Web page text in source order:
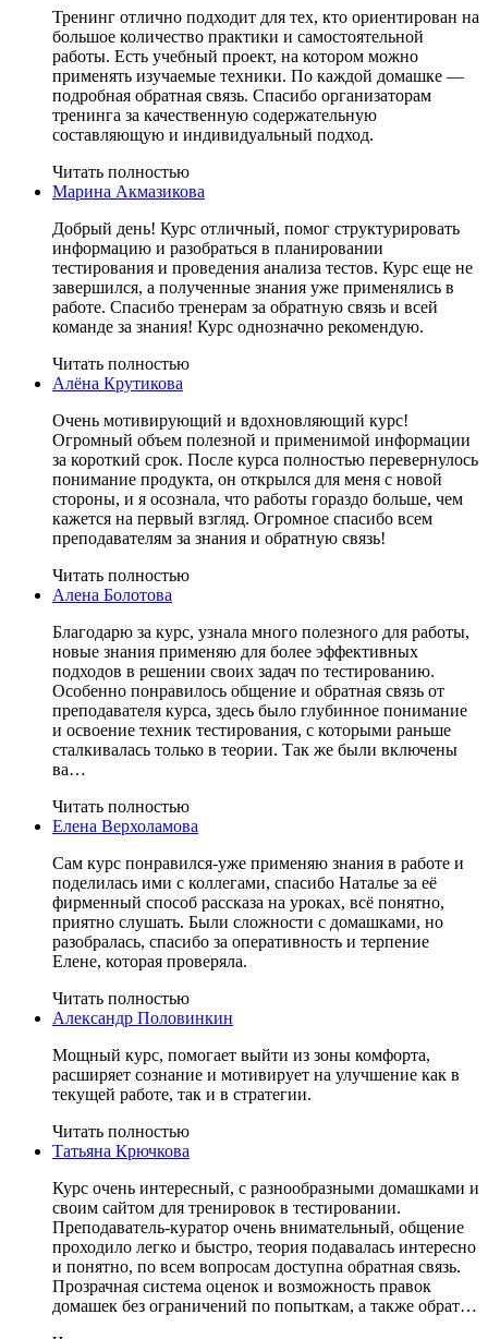
Тренинг отлично подходит для тех, кто ориентирован на
большое количество практики и самостоятельной
работы. Есть учебный проект, на котором можно
применять изучаемые техники. По каждой домашке —
подробная обратная связь. Спасибо организаторам
тренинга за качественную содержательную
составляющую и индивидуальный подход.
Читать полностью
Марина Акмазикова
Добрый день! Курс отличный, помог структурировать
информацию и разобраться в планировании
тестирования и проведения анализа тестов. Курс еще не
завершился, а полученные знания уже применялись в
работе. Спасибо тренерам за обратную связь и всей
команде за знания! Курс однозначно рекомендую.
Читать полностью
Алёна Крутикова
Очень мотивирующий и вдохновляющий курс!
Огромный объем полезной и применимой информации
за короткий срок. После курса полностью перевернулось
понимание продукта, он открылся для меня с новой
стороны, и я осознала, что работы гораздо больше, чем
кажется на первый взгляд. Огромное спасибо всем
преподавателям за знания и обратную связь!
Читать полностью
Алена Болотова
Благодарю за курс, узнала много полезного для работы,
новые знания применяю для более эффективных
подходов в решении своих задач по тестированию.
Особенно понравилось общение и обратная связь от
преподавателя курса, здесь было глубинное понимание
и освоение техник тестирования, с которыми раньше
сталкивалась только в теории. Так же были включены
ва…
Читать полностью
Елена Верхоламова
Сам курс понравился-уже применяю знания в работе и
поделилась ими с коллегами, спасибо Наталье за её
фирменный способ рассказа на уроках, всё понятно,
приятно слушать. Были сложности с домашками, но
разобралась, спасибо за оперативность и терпение
Елене, которая проверяла.
Читать полностью
Александр Половинкин
Мощный курс, помогает выйти из зоны комфорта,
расширяет сознание и мотивирует на улучшение как в
текущей работе, так и в стратегии.
Читать полностью
Татьяна Крючкова
Курс очень интересный, с разнообразными домашками и
своим сайтом для тренировок в тестировании.
Преподаватель-куратор очень внимательный, общение
проходило легко и быстро, теория подавалась интересно
и понятно, по всем вопросам доступна обратная связь.
Прозрачная система оценок и возможность правок
домашек без ограничений по попыткам, а также обрат…